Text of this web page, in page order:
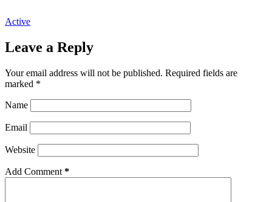
Active
Leave a Reply
Your email address will not be published. Required fields are
marked *
Name
Email
Website
Add Comment *